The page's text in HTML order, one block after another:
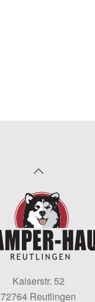
Kaiserstr. 52
72764 Reutlingen